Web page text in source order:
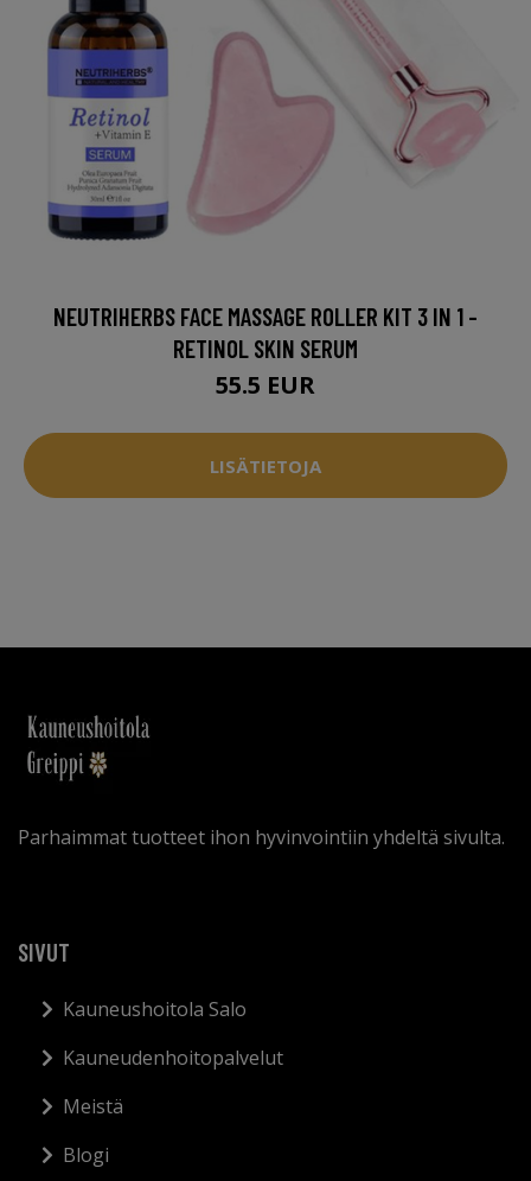
NEUTRIHERBS FACE MASSAGE ROLLER KIT 3 IN 1 -
RETINOL SKIN SERUM
55.5 EUR
LISÄTIETOJA
Parhaimmat tuotteet ihon hyvinvointiin yhdeltä sivulta.
SIVUT
Kauneushoitola Salo
Kauneudenhoitopalvelut
Meistä
Blogi